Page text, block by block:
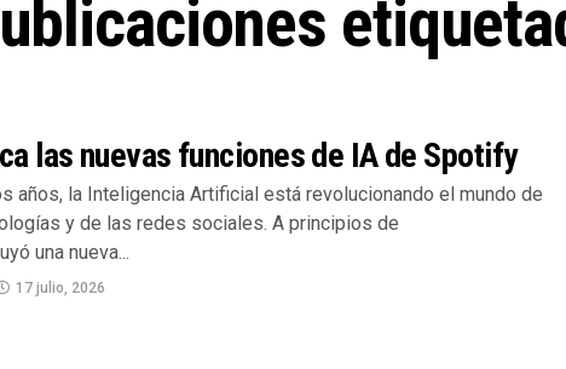
las nuevas funciones de IA de Spotify
años, la Inteligencia Artificial está revolucionando el mundo de
y de las redes sociales. A principios de
una nueva...
17 julio, 2026